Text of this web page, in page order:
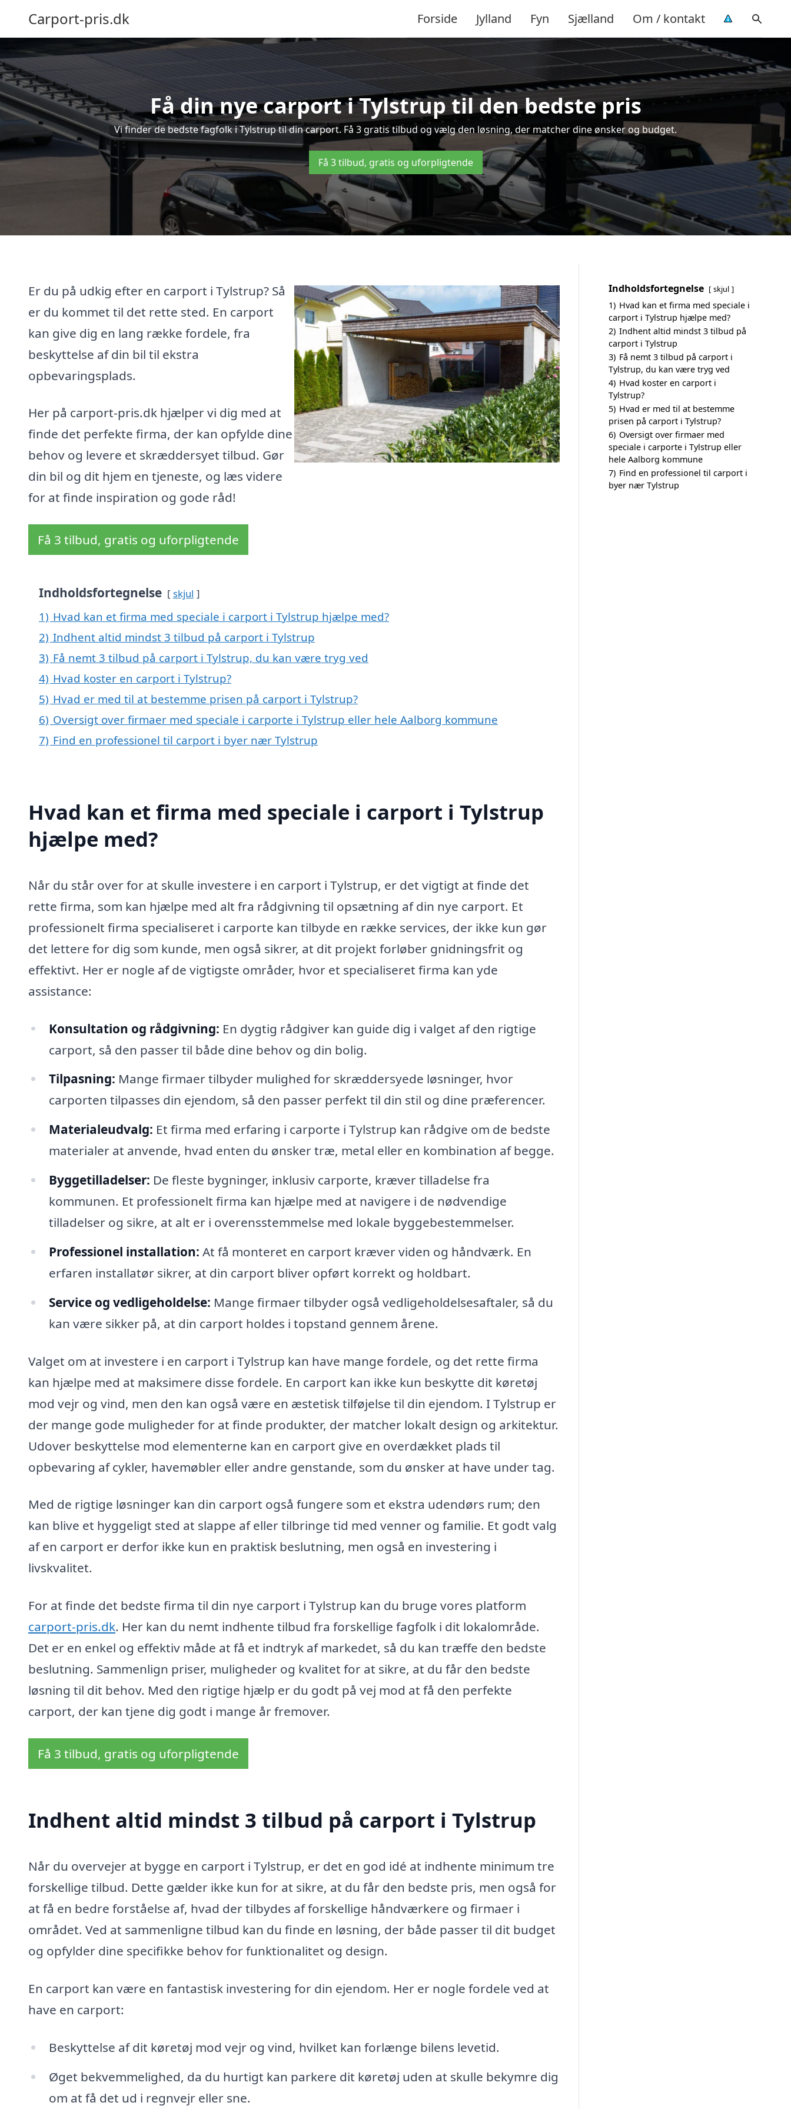
Carport-pris.dk Forside Jylland Fyn Sjælland Om / kontakt
Få din nye carport i Tylstrup til den bedste pris
Vi finder de bedste fagfolk i Tylstrup til din carport. Få 3 gratis tilbud og vælg den løsning, der matcher dine ønsker og budget.
Få 3 tilbud, gratis og uforpligtende
Er du på udkig efter en carport i Tylstrup? Så
er du kommet til det rette sted. En carport
kan give dig en lang række fordele, fra
beskyttelse af din bil til ekstra
opbevaringsplads.
Her på carport-pris.dk hjælper vi dig med at
finde det perfekte firma, der kan opfylde dine
behov og levere et skræddersyet tilbud. Gør
din bil og dit hjem en tjeneste, og læs videre
for at finde inspiration og gode råd!
Få 3 tilbud, gratis og uforpligtende
Indholdsfortegnelse skjul
1) Hvad kan et firma med speciale i carport i Tylstrup hjælpe med?
2) Indhent altid mindst 3 tilbud på carport i Tylstrup
3) Få nemt 3 tilbud på carport i Tylstrup, du kan være tryg ved
4) Hvad koster en carport i Tylstrup?
5) Hvad er med til at bestemme prisen på carport i Tylstrup?
6) Oversigt over firmaer med speciale i carporte i Tylstrup eller hele Aalborg kommune
7) Find en professionel til carport i byer nær Tylstrup
Hvad kan et firma med speciale i carport i Tylstrup
hjælpe med?
Når du står over for at skulle investere i en carport i Tylstrup, er det vigtigt at finde det
rette firma, som kan hjælpe med alt fra rådgivning til opsætning af din nye carport. Et
professionelt firma specialiseret i carporte kan tilbyde en række services, der ikke kun gør
det lettere for dig som kunde, men også sikrer, at dit projekt forløber gnidningsfrit og
effektivt. Her er nogle af de vigtigste områder, hvor et specialiseret firma kan yde
assistance:
Konsultation og rådgivning: En dygtig rådgiver kan guide dig i valget af den rigtige
carport, så den passer til både dine behov og din bolig.
Tilpasning: Mange firmaer tilbyder mulighed for skræddersyede løsninger, hvor
carporten tilpasses din ejendom, så den passer perfekt til din stil og dine præferencer.
Materialeudvalg: Et firma med erfaring i carporte i Tylstrup kan rådgive om de bedste
materialer at anvende, hvad enten du ønsker træ, metal eller en kombination af begge.
Byggetilladelser: De fleste bygninger, inklusiv carporte, kræver tilladelse fra
kommunen. Et professionelt firma kan hjælpe med at navigere i de nødvendige
tilladelser og sikre, at alt er i overensstemmelse med lokale byggebestemmelser.
Professionel installation: At få monteret en carport kræver viden og håndværk. En
erfaren installatør sikrer, at din carport bliver opført korrekt og holdbart.
Service og vedligeholdelse: Mange firmaer tilbyder også vedligeholdelsesaftaler, så du
kan være sikker på, at din carport holdes i topstand gennem årene.
Valget om at investere i en carport i Tylstrup kan have mange fordele, og det rette firma
kan hjælpe med at maksimere disse fordele. En carport kan ikke kun beskytte dit køretøj
mod vejr og vind, men den kan også være en æstetisk tilføjelse til din ejendom. I Tylstrup er
der mange gode muligheder for at finde produkter, der matcher lokalt design og arkitektur.
Udover beskyttelse mod elementerne kan en carport give en overdækket plads til
opbevaring af cykler, havemøbler eller andre genstande, som du ønsker at have under tag.
Med de rigtige løsninger kan din carport også fungere som et ekstra udendørs rum; den
kan blive et hyggeligt sted at slappe af eller tilbringe tid med venner og familie. Et godt valg
af en carport er derfor ikke kun en praktisk beslutning, men også en investering i
livskvalitet.
For at finde det bedste firma til din nye carport i Tylstrup kan du bruge vores platform
carport-pris.dk. Her kan du nemt indhente tilbud fra forskellige fagfolk i dit lokalområde.
Det er en enkel og effektiv måde at få et indtryk af markedet, så du kan træffe den bedste
beslutning. Sammenlign priser, muligheder og kvalitet for at sikre, at du får den bedste
løsning til dit behov. Med den rigtige hjælp er du godt på vej mod at få den perfekte
carport, der kan tjene dig godt i mange år fremover.
Få 3 tilbud, gratis og uforpligtende
Indhent altid mindst 3 tilbud på carport i Tylstrup
Når du overvejer at bygge en carport i Tylstrup, er det en god idé at indhente minimum tre
forskellige tilbud. Dette gælder ikke kun for at sikre, at du får den bedste pris, men også for
at få en bedre forståelse af, hvad der tilbydes af forskellige håndværkere og firmaer i
området. Ved at sammenligne tilbud kan du finde en løsning, der både passer til dit budget
og opfylder dine specifikke behov for funktionalitet og design.
En carport kan være en fantastisk investering for din ejendom. Her er nogle fordele ved at
have en carport:
Beskyttelse af dit køretøj mod vejr og vind, hvilket kan forlænge bilens levetid.
Øget bekvemmelighed, da du hurtigt kan parkere dit køretøj uden at skulle bekymre dig
om at få det ud i regnvejr eller sne.
Indholdsfortegnelse skjul
1) Hvad kan et firma med speciale i
carport i Tylstrup hjælpe med?
2) Indhent altid mindst 3 tilbud på
carport i Tylstrup
3) Få nemt 3 tilbud på carport i
Tylstrup, du kan være tryg ved
4) Hvad koster en carport i
Tylstrup?
5) Hvad er med til at bestemme
prisen på carport i Tylstrup?
6) Oversigt over firmaer med
speciale i carporte i Tylstrup eller
hele Aalborg kommune
7) Find en professionel til carport i
byer nær Tylstrup